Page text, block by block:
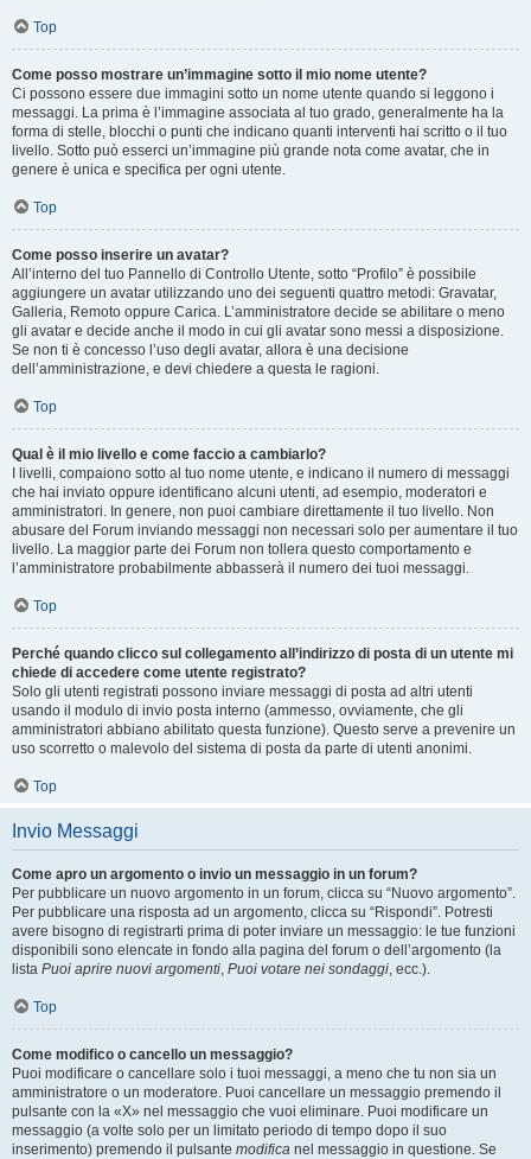
Top
Come posso mostrare un’immagine sotto il mio nome utente?
Ci possono essere due immagini sotto un nome utente quando si leggono i
messaggi. La prima è l’immagine associata al tuo grado, generalmente ha la
forma di stelle, blocchi o punti che indicano quanti interventi hai scritto o il tuo
livello. Sotto può esserci un’immagine più grande nota come avatar, che in
genere è unica e specifica per ogni utente.
Top
Come posso inserire un avatar?
All’interno del tuo Pannello di Controllo Utente, sotto “Profilo” è possibile
aggiungere un avatar utilizzando uno dei seguenti quattro metodi: Gravatar,
Galleria, Remoto oppure Carica. L’amministratore decide se abilitare o meno
gli avatar e decide anche il modo in cui gli avatar sono messi a disposizione.
Se non ti è concesso l’uso degli avatar, allora è una decisione
dell’amministrazione, e devi chiedere a questa le ragioni.
Top
Qual è il mio livello e come faccio a cambiarlo?
I livelli, compaiono sotto al tuo nome utente, e indicano il numero di messaggi
che hai inviato oppure identificano alcuni utenti, ad esempio, moderatori e
amministratori. In genere, non puoi cambiare direttamente il tuo livello. Non
abusare del Forum inviando messaggi non necessari solo per aumentare il tuo
livello. La maggior parte dei Forum non tollera questo comportamento e
l’amministratore probabilmente abbasserà il numero dei tuoi messaggi.
Top
Perché quando clicco sul collegamento all’indirizzo di posta di un utente mi
chiede di accedere come utente registrato?
Solo gli utenti registrati possono inviare messaggi di posta ad altri utenti
usando il modulo di invio posta interno (ammesso, ovviamente, che gli
amministratori abbiano abilitato questa funzione). Questo serve a prevenire un
uso scorretto o malevolo del sistema di posta da parte di utenti anonimi.
Top
Invio Messaggi
Come apro un argomento o invio un messaggio in un forum?
Per pubblicare un nuovo argomento in un forum, clicca su “Nuovo argomento”.
Per pubblicare una risposta ad un argomento, clicca su “Rispondi”. Potresti
avere bisogno di registrarti prima di poter inviare un messaggio: le tue funzioni
disponibili sono elencate in fondo alla pagina del forum o dell’argomento (la
lista Puoi aprire nuovi argomenti, Puoi votare nei sondaggi, ecc.).
Top
Come modifico o cancello un messaggio?
Puoi modificare o cancellare solo i tuoi messaggi, a meno che tu non sia un
amministratore o un moderatore. Puoi cancellare un messaggio premendo il
pulsante con la «X» nel messaggio che vuoi eliminare. Puoi modificare un
messaggio (a volte solo per un limitato periodo di tempo dopo il suo
inserimento) premendo il pulsante modifica nel messaggio in questione. Se